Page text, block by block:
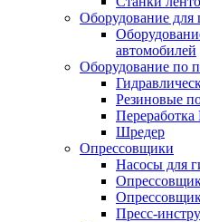
Оборудование
автомобилей
Оборудование по
Резиновые
Шредер
Опрессовщики
Насосы для
Пресс-